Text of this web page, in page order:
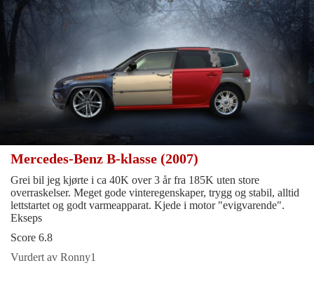
Mercedes-Benz B-klasse (2007)
Grei bil jeg kjørte i ca 40K over 3 år fra 185K uten store
overraskelser. Meget gode vinteregenskaper, trygg og stabil, alltid
lettstartet og godt varmeapparat. Kjede i motor "evigvarende".
Ekseps
Score 6.8
Vurdert av Ronny1